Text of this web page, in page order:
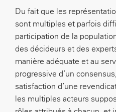
Du fait que les
sont multiples et parfois
participation de la
des décideurs et des
manière adéquate et au
progressive d’un
satisfaction d’une
les multiples acteurs